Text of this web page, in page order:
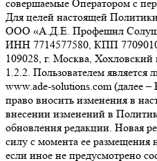
совершаемые Оператором с
Для целей настоящей
ООО «А.Д.Е. Профешнл
ИНН 7714577580, КПП
109028, г. Москва,
1.2.2. Пользователем является
www.ade-solutions.com (далее
право вносить изменения в
внесении изменений в
обновления редакции. Новая
силу с момента ее размещения
если иное не предусмотрено